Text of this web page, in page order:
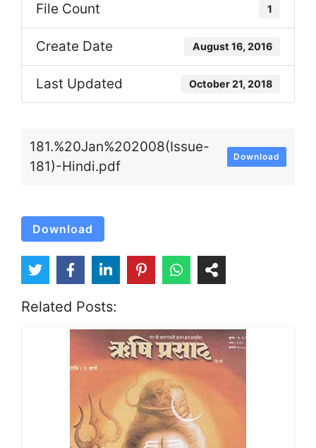
File Count 1
Create Date August 16, 2016
Last Updated October 21, 2018
181.%20Jan%202008(Issue-
181)-Hindi.pdf
Download
Download
Related Posts: